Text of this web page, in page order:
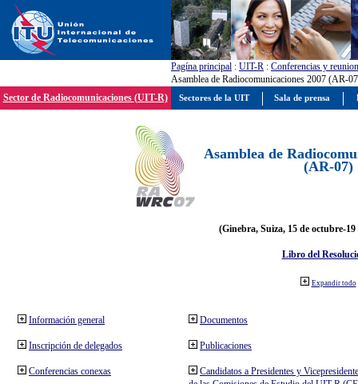
Pagína principal : UIT-R : Conferencias y
Asamblea de Radiocomunicaciones 2007 (AR-
Sector de Radiocomunicaciones (UIT-R)
Asamblea de
(AR-07)
(Ginebra, Suiza, 15 de octubre-19
Libro del
Expandir todo
Información general
Inscripción de delegados
Conferencias conexas
Documentos
Publicaciones
Candidatos a Presidentes y
Sectores de la UIT Sala de prensa